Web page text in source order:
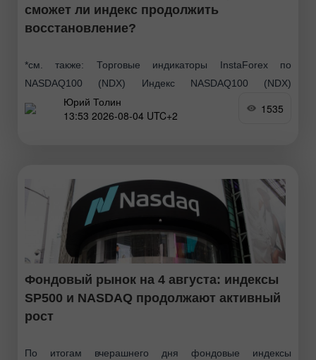
сможет ли индекс продолжить
восстановление?
*см. также: Торговые индикаторы InstaForex по
NASDAQ100 (NDX) Индекс NASDAQ100 (NDX)
показывает уверенный рост в начале новой торговой
недели, отыгрывая потери предыдущих сессий на фоне
Юрий Толин
13:53 2026-08-04 UTC+2
1535
Фондовый рынок на 4 августа: индексы
SP500 и NASDAQ продолжают активный
рост
По итогам вчерашнего дня фондовые индексы